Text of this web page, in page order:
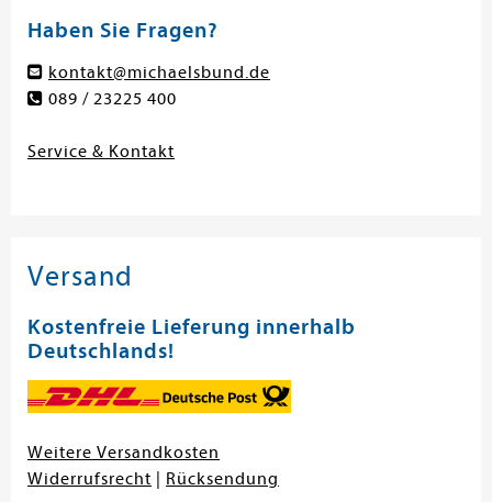
Haben Sie Fragen?
kontakt@michaelsbund.de
089 / 23225 400
Service & Kontakt
Versand
Kostenfreie Lieferung innerhalb
Deutschlands!
Weitere Versandkosten
Widerrufsrecht
Rücksendung